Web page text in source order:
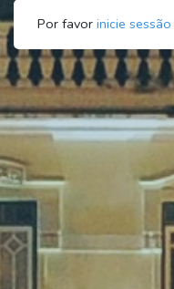
Por favor inicie sessão